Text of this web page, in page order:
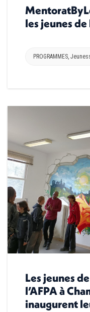
les jeunes
PROGRAMMES
Les jeunes
l’AFPA à
inaugurent